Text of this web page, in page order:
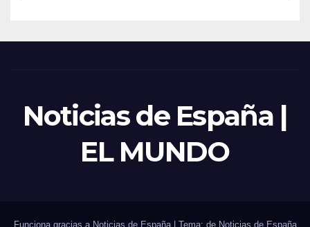
Noticias de España |
EL MUNDO
Funciona gracias a Noticias de España Tema: de Noticias de España